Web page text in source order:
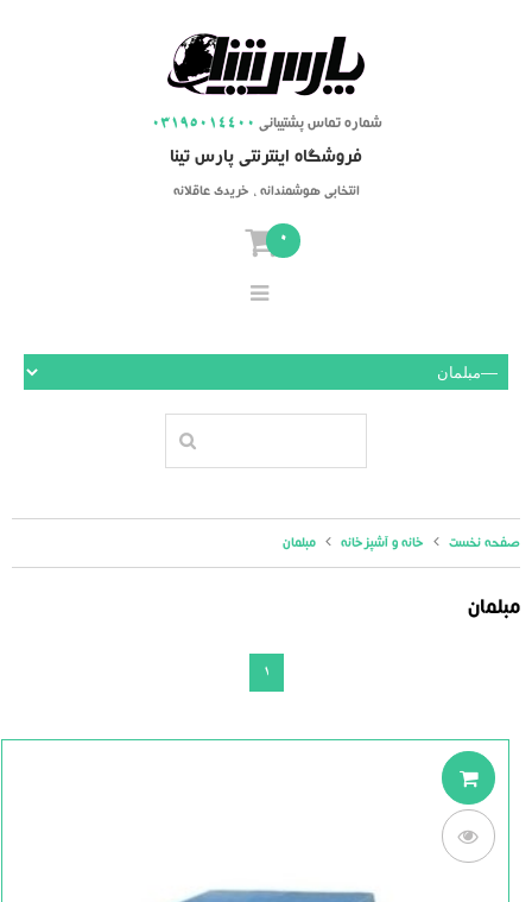
03195014400 شماره تماس پشتیبانی
فروشگاه اینترنتی پارس تینا
انتخابی هوشمندانه ، خریدی عاقلانه
0
صفحه نخست خانه و آشپزخانه مبلمان
مبلمان
1